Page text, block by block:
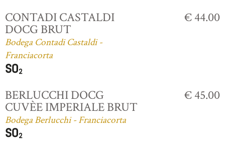
CONTADI CASTALDI
DOCG BRUT
Bodega Contadi Castaldi -
Franciacorta
€ 44.00
BERLUCCHI DOCG
CUVÈE IMPERIALE BRUT
Bodega Berlucchi - Franciacorta
€ 45.00